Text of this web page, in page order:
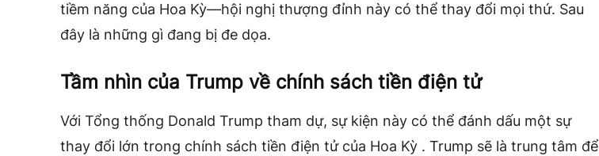
tiềm năng của Hoa Kỳ—hội nghị thượng đỉnh này có thể thay đổi mọi thứ. Sau
đây là những gì đang bị đe dọa.
Tầm nhìn của Trump về chính sách tiền điện tử
Với Tổng thống Donald Trump tham dự, sự kiện này có thể đánh dấu một sự
thay đổi lớn trong chính sách tiền điện tử của Hoa Kỳ . Trump sẽ là trung tâm để